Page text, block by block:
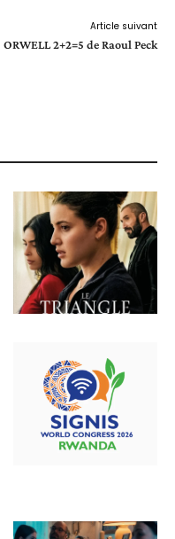
Article suivant
ORWELL 2+2=5 de Raoul Peck